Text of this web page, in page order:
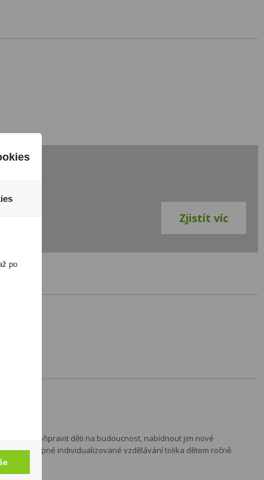
Zjistít víc
– připravit děti na budoucnost, nabídnout jim nové
dostupné individualizované vzdělávání tolika dětem ročně.
po